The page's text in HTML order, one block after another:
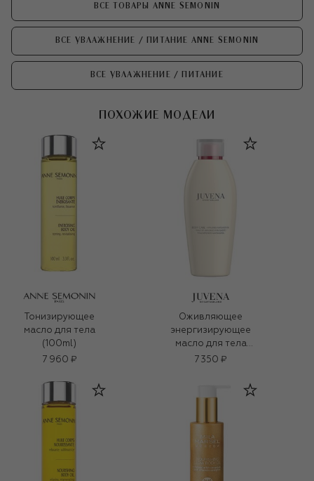
ВСЕ ТОВАРЫ ANNE SEMONIN
ВСЕ УВЛАЖНЕНИЕ / ПИТАНИЕ ANNE SEMONIN
ВСЕ УВЛАЖНЕНИЕ / ПИТАНИЕ
ПОХОЖИЕ МОДЕЛИ
Тонизирующее
масло для тела
(100ml)
7 960 ₽
Оживляющее
энергизирующее
масло для тела
(200ml)
7 350 ₽